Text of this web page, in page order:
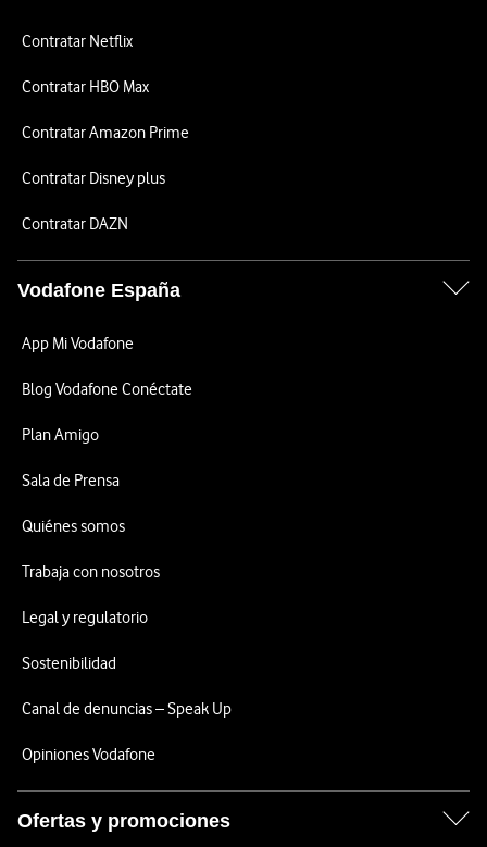
Contratar Netflix
Contratar HBO Max
Contratar Amazon Prime
Contratar Disney plus
Contratar DAZN
Vodafone España
App Mi Vodafone
Blog Vodafone Conéctate
Plan Amigo
Sala de Prensa
Quiénes somos
Trabaja con nosotros
Legal y regulatorio
Sostenibilidad
Canal de denuncias – Speak Up
Opiniones Vodafone
Ofertas y promociones